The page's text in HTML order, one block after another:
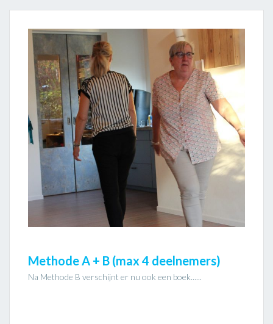
Methode A + B (max 4 deelnemers)
Na Methode B verschijnt er nu ook een boek......